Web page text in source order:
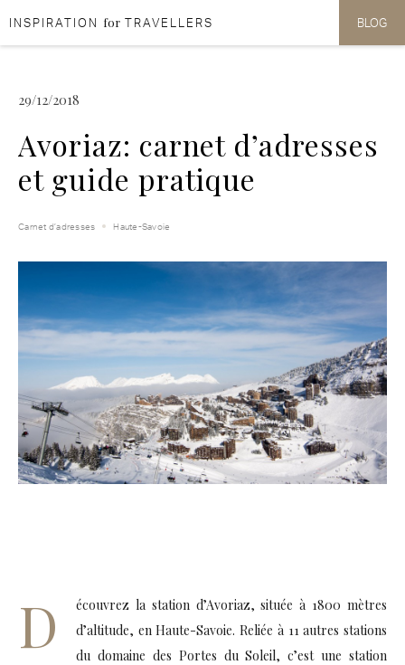
Aller au contenu
Aller au menu
INSPIRATION for TRAVELLERS BLOG
29/12/2018
Avoriaz: carnet d’adresses
et guide pratique
Carnet d’adresses Haute-Savoie
D
écouvrez la station d’Avoriaz, située à 1800 mètres
d’altitude, en Haute-Savoie. Reliée à 11 autres stations
du domaine des Portes du Soleil, c’est une station